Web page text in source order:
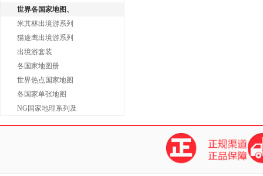
世界各国家地图、
米其林出境游系列
猫途鹰出境游系列
出境游套装
各国家地图册
世界热点国家地图
各国家单张地图
NG国家地理系列及